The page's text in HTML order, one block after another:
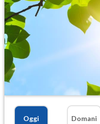
Oggi
Domani